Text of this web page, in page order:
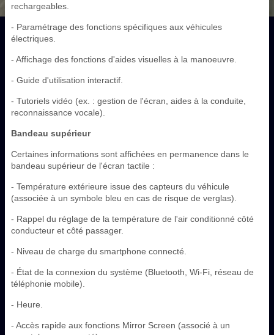
rechargeables.
- Paramétrage des fonctions spécifiques aux véhicules
électriques.
- Affichage des fonctions d'aides visuelles à la manoeuvre.
- Guide d'utilisation interactif.
- Tutoriels vidéo (ex. : gestion de l'écran, aides à la conduite,
reconnaissance vocale).
Bandeau supérieur
Certaines informations sont affichées en permanence dans le
bandeau supérieur de l'écran tactile :
- Température extérieure issue des capteurs du véhicule
(associée à un symbole bleu en cas de risque de verglas).
- Rappel du réglage de la température de l'air conditionné côté
conducteur et côté passager.
- Niveau de charge du smartphone connecté.
- État de la connexion du système (Bluetooth, Wi-Fi, réseau de
téléphonie mobile).
- Heure.
- Accès rapide aux fonctions Mirror Screen (associé à un